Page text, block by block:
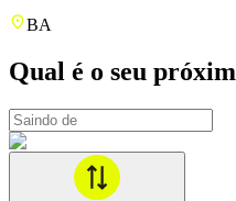
BA
Qual é o seu